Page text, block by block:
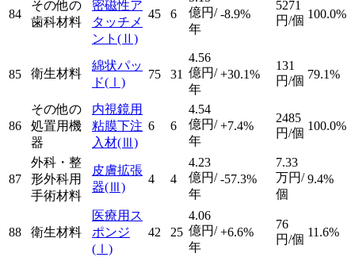
84
その他の
歯科材料
密磁性ア
タッチメ
ント (Ⅱ)
45 6
億円/
年
-8.9%
5271
円/個 100.0%
85 衛生材料
綿状パッ
ド(Ⅰ)
75 31
4.56
億円/
年
+30.1%
131
円/個 79.1%
86
その他の
処置用機
器
内視鏡用
粘膜下注
入材(Ⅲ)
6 6
4.54
億円/
年
+7.4%
2485
円/個
100.0%
87
外科・整
形外科用
手術材料
皮膚拡張
器(Ⅲ)
4 4
4.23
億円/
年
-57.3%
7.33
万円/
個
9.4%
88 衛生材料
医療用ス
ポンジ
(Ⅰ)
42 25
4.06
億円/
年
+6.6%
76
円/個
11.6%